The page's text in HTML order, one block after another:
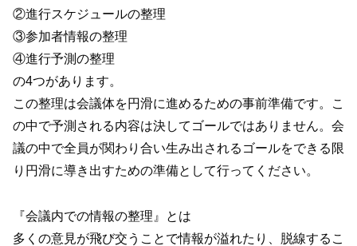
②進行スケジュールの整理
③参加者情報の整理
④進行予測の整理
の4つがあります。
この整理は会議体を円滑に進めるための事前準備です。こ
の中で予測される内容は決してゴールではありません。会
議の中で全員が関わり合い生み出されるゴールをできる限
り円滑に導き出すための準備として行ってください。
『会議内での情報の整理』とは
多くの意見が飛び交うことで情報が溢れたり、脱線するこ